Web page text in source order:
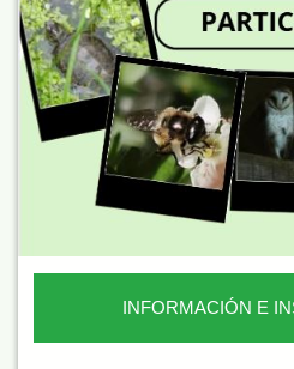
INFORMACIÓN E